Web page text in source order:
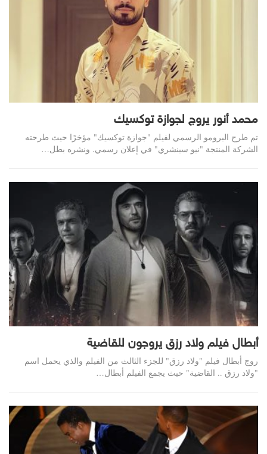
محمد أنور يروج لجوازة توكسيك
تم طرح البرومو الرسمي لفيلم "جوازة توكسيك" مؤخرًا حيث طرحته
الشركة المنتجة "نيو سينشري" في إعلان رسمي. ونشره بطل…
أبطال فيلم ولاد رزق يروجون للقاضية
روج أبطال فيلم "ولاد رزق" للجزء الثالث من الفيلم والذي يحمل اسم
"ولاد رزق .. القاضية" حيث يجمع الفيلم أبطال…